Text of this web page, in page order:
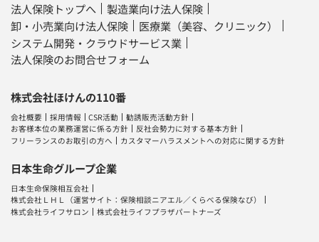
法人保険トップへ
製造業向け法人保険
卸・小売業向け法人保険
医療業（美容、クリニック）
システム開発・クラウドサービス業
法人保険のお問合せフォーム
株式会社ほけんの110番
会社概要 採用情報 CSR活動
勧誘販売活動方針
お客様本位の業務運営に係る方針
反社会勢力に対する基本方針
フリーランスのお取引の方へ
カスタマーハラスメントへの対応に関する方針
日本生命グループ企業
日本生命保険相互会社
株式会社ＬＨＬ （運営サイト：保険相談ニアエル／ くらべる保険なび）
株式会社ライフサロン
株式会社ライフプラザパートナーズ